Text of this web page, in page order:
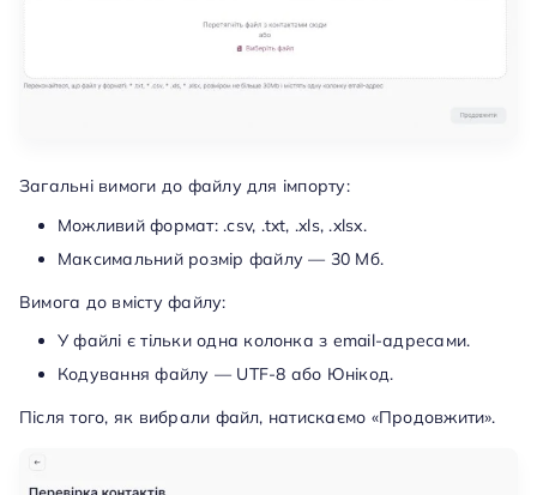
Загальні вимоги до файлу для імпорту:
Можливий формат: .csv, .txt, .xls, .xlsx.
Максимальний розмір файлу — 30 Мб.
Вимога до вмісту файлу:
У файлі є тільки одна колонка з email-адресами.
Кодування файлу — UTF-8 або Юнікод.
Після того, як вибрали файл, натискаємо «Продовжити».